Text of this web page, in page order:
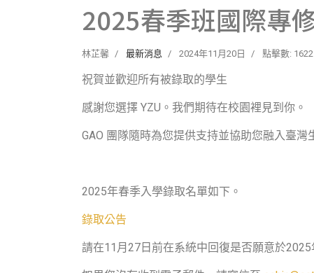
2025春季班國際專
林芷馨 最新消息 2024年11月20日 點擊數: 1622
祝賀並歡迎所有被錄取的學生
感謝您選擇 YZU。我們期待在校園裡見到你。
GAO 團隊隨時為您提供支持並協助您融入臺灣
2025年春季入學錄取名單如下。
錄取公告
請在11月27日前在系統中回復是否願意於2025